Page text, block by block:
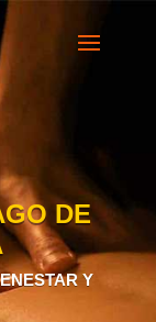
DE
Y